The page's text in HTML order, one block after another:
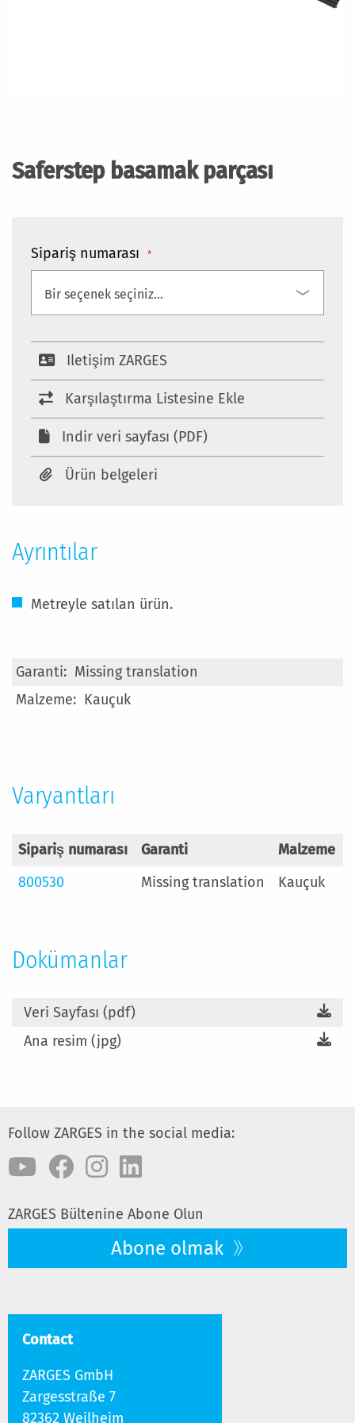
Saferstep basamak parçası
Sipariş numarası
Iletişim ZARGES
Karşılaştırma Listesine Ekle
Indir veri sayfası (PDF)
Ürün belgeleri
git
Ayrıntılar
Metreyle satılan ürün.
Daha
Fazla
Missing translation
Kauçuk
Varyantları
Sipariş numarası Garanti
Malzeme
800530
Missing translation Kauçuk
Dokümanlar
Veri Sayfası (pdf)
Ana resim (jpg)
Follow ZARGES in the social media:
ZARGES Bültenine Abone Olun
Abone olmak
Contact
ZARGES GmbH
Zargesstraße 7
82362 Weilheim